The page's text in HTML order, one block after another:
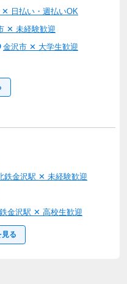
✕ 日払い・週払いOK
✕ 未経験歓迎
金沢市 ✕ 大学生歓迎
鉄金沢駅 ✕ 未経験歓迎
金沢駅 ✕ 高校生歓迎
る